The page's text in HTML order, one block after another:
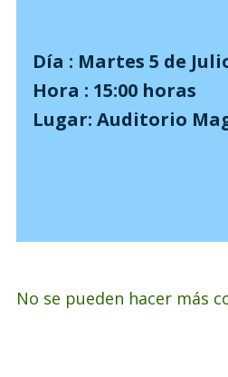
Día : Martes 5 de
Hora : 15:00 horas
Lugar: Auditorio
No se pueden hacer más